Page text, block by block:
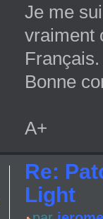
Je me
vraiment
Français.
Bonne
A+
Re:
Light